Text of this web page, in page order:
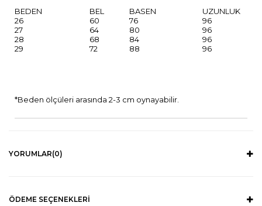
BEDEN BEL BASEN
UZUNLUK
26
60 76
96
27
64 80
96
28
68 84
96
29
72 88 96
*Beden ölçüleri arasında 2-3 cm oynayabilir.
YORUMLAR(0)
ÖDEME SEÇENEKLERI